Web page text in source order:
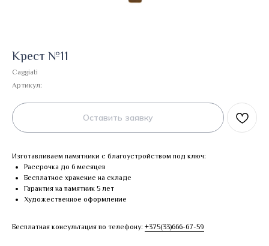
Крест №11
Caggiati
Артикул:
Оставить заявку
Изготавливаем памятники с благоустройством под ключ:
Рассрочка до 6 месяцев
Бесплатное хранение на складе
Гарантия на памятник 5 лет
Художественное оформление
Бесплатная консультация по телефону: +375(33)666-67-59